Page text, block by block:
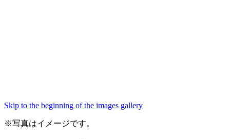
Skip to the beginning of the images gallery
※写真はイメージです。